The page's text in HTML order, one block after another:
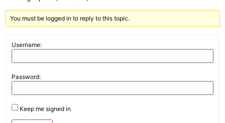
You must be logged in to reply to this topic.
Username:
Password:
Keep me signed in